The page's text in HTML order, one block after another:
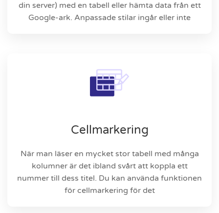
din server) med en tabell eller hämta data från ett
Google-ark. Anpassade stilar ingår eller inte
Cellmarkering
När man läser en mycket stor tabell med många
kolumner är det ibland svårt att koppla ett
nummer till dess titel. Du kan använda funktionen
för cellmarkering för det